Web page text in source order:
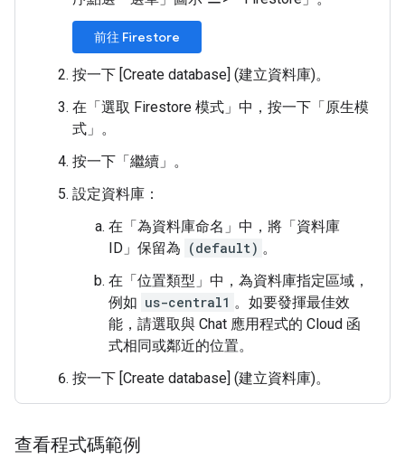
前往 Firestore
按一下 [Create database] (建立資料庫)。
在「選取 Firestore 模式」 中，按一下「原生模
式」 。
按一下「繼續」 。
設定資料庫：
在「為資料庫命名」 中，將「資料庫
ID」 保留為 (default) 。
在「位置類型」 中，為資料庫指定區域，
例如 us-central1 。如要發揮最佳效
能，請選取與 Chat 應用程式的 Cloud 函
式相同或鄰近的位置。
按一下 [Create database] (建立資料庫)。
查看程式碼範例